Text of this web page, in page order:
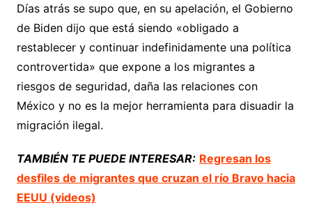
Días atrás se supo que, en su apelación, el Gobierno
de Biden dijo que está siendo «obligado a
restablecer y continuar indefinidamente una política
controvertida» que expone a los migrantes a
riesgos de seguridad, daña las relaciones con
México y no es la mejor herramienta para disuadir la
migración ilegal.
TAMBIÉN TE PUEDE INTERESAR: Regresan los
desfiles de migrantes que cruzan el río Bravo hacia
EEUU (videos)